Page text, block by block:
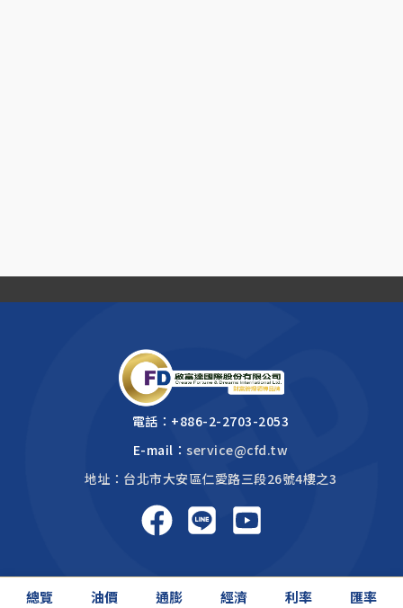
總覽 油價 通膨 經濟 利率 匯率
電話： +886-2-2703-2053
E-mail：service@cfd.tw
地址：台北市大安區仁愛路三段26號4樓之3
啟富達國際 2026 © All rights reserved.